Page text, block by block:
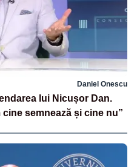
Daniel Onescu
lui Nicușor Dan.
semnează și cine nu”